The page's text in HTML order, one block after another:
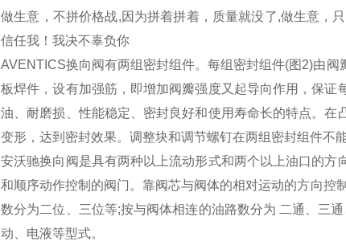
做生意，不拼价格战,因为拼着拼着，质量就没了,做生意，
信任我！我决不辜负你
AVENTICS换向阀有两组密封组件。每组密封组件(图2)由
板焊件，设有加强筋，即增加阀瓣强度又起导向作用，保
油、耐磨损、性能稳定、密封良好和使用寿命长的特点。
变形，达到密封效果。调整块和调节螺钉在两组密封组件不
安沃驰换向阀是具有两种以上流动形式和两个以上油口的
和顺序动作控制的阀门。靠阀芯与阀体的相对运动的方向控
数分为二位、三位等;按与阀体相连的油路数分为 二通、三
动、电液等型式。